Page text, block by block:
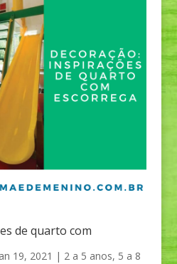
de quarto com
19, 2021 | 2 a 5 anos, 5 a 8